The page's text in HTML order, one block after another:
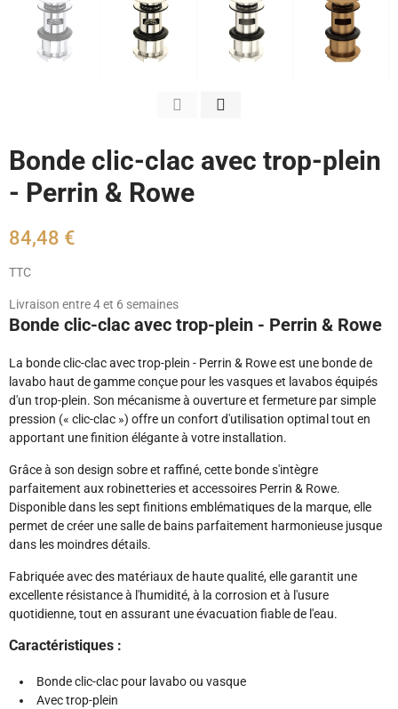
Bonde clic-clac avec trop-plein
- Perrin & Rowe
84,48 €
TTC
Livraison entre 4 et 6 semaines
Bonde clic-clac avec trop-plein - Perrin & Rowe
La bonde clic-clac avec trop-plein - Perrin & Rowe est une bonde de
lavabo haut de gamme conçue pour les vasques et lavabos équipés
d'un trop-plein. Son mécanisme à ouverture et fermeture par simple
pression (« clic-clac ») offre un confort d'utilisation optimal tout en
apportant une finition élégante à votre installation.
Grâce à son design sobre et raffiné, cette bonde s'intègre
parfaitement aux robinetteries et accessoires Perrin & Rowe.
Disponible dans les sept finitions emblématiques de la marque, elle
permet de créer une salle de bains parfaitement harmonieuse jusque
dans les moindres détails.
Fabriquée avec des matériaux de haute qualité, elle garantit une
excellente résistance à l'humidité, à la corrosion et à l'usure
quotidienne, tout en assurant une évacuation fiable de l'eau.
Caractéristiques :
Bonde clic-clac pour lavabo ou vasque
Avec trop-plein